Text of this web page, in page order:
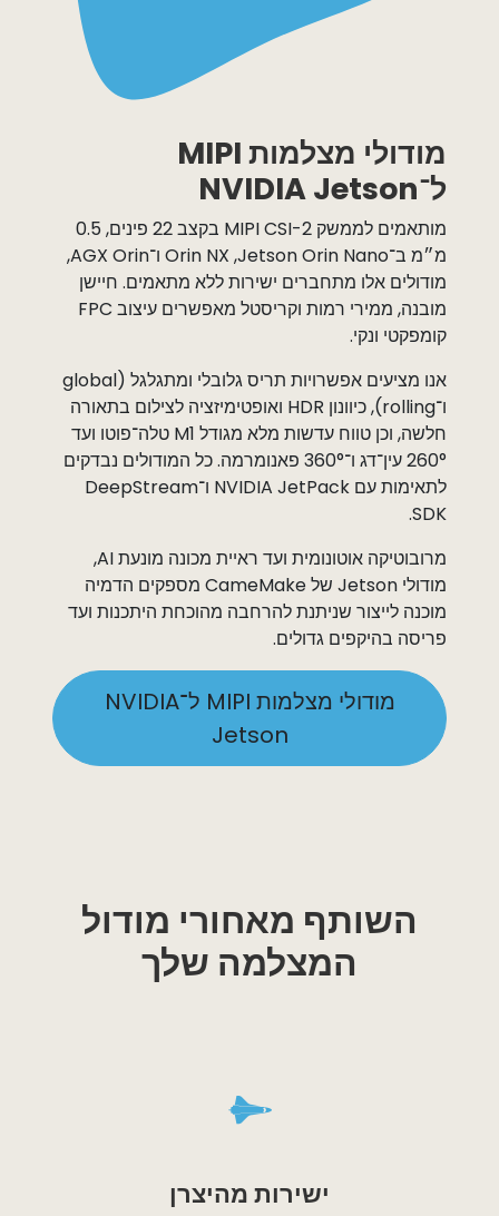
מודולי מצלמות MIPI
ל־NVIDIA Jetson ​
מותאמים לממשק ‏MIPI CSI-2 ‏בקצב 22 פינים, 0.5
מ״מ ב־Jetson Orin Nano, ‏Orin NX ו־AGX Orin,
מודולים אלו מתחברים ישירות ללא מתאמים. חיישן
מובנה, ממירי רמות וקריסטל מאפשרים עיצוב FPC
קומפקטי ונקי.
אנו מציעים אפשרויות תריס גלובלי ומתגלגל (global
ו־rolling), כיוונון HDR ואופטימיזציה לצילום בתאורה
חלשה, וכן טווח עדשות מלא מגודל M1 טלה־פוטו ועד
260° עין־דג ו־360° פאנומרמה. כל המודולים נבדקים
לתאימות עם ‏NVIDIA JetPack ו־DeepStream
SDK.
מרובוטיקה אוטונומית ועד ראיית מכונה מונעת AI,
מודולי Jetson של CameMake מספקים הדמיה
מוכנה לייצור שניתנת להרחבה מהוכחת היתכנות ועד
פריסה בהיקפים גדולים. ​
מודולי מצלמות MIPI ל־NVIDIA
Jetson​
השותף מאחורי מודול
המצלמה שלך
ישירות מהיצרן